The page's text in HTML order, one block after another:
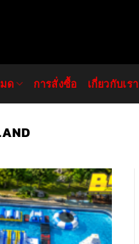
ด การสั่งซื้อ เกี่ยวกับเรา